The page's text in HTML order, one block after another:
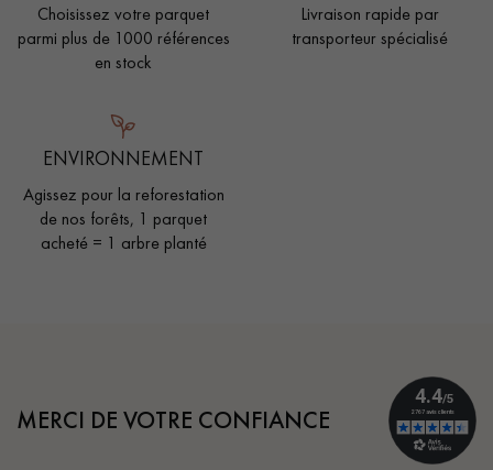
Choisissez votre parquet
parmi plus de 1000 références
en stock
Livraison rapide par
transporteur spécialisé
ENVIRONNEMENT
Agissez pour la reforestation
de nos forêts, 1 parquet
acheté = 1 arbre planté
MERCI DE VOTRE CONFIANCE